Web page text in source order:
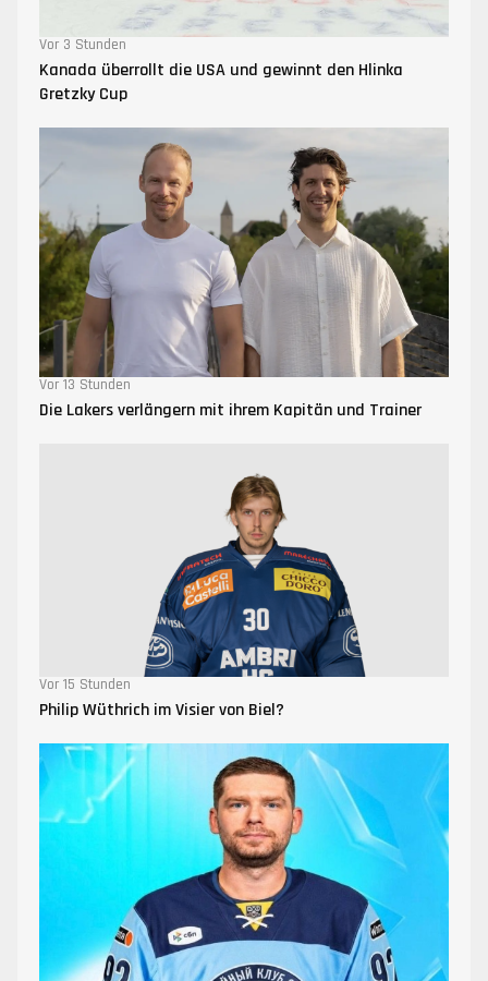
Vor 3 Stunden
Kanada überrollt die USA und gewinnt den Hlinka
Gretzky Cup
Vor 13 Stunden
Die Lakers verlängern mit ihrem Kapitän und Trainer
Vor 15 Stunden
Philip Wüthrich im Visier von Biel?